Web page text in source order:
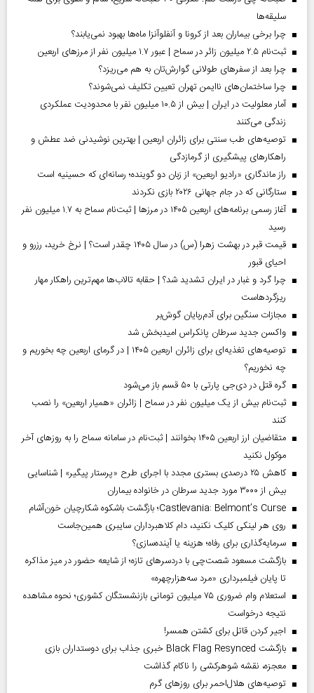
سلیقه‌ها
چرا برخی بیماران بعد از کرونا و آنفلوآنزا ماه‌ها بهبود نمی‌یابند؟
ثبت‌نام ۲.۵ میلیون زائر در سماح | عبور ۱.۷ میلیون نفر از مرز‌های اربعین
چرا بعد از سفرهای طولانی گوارش‌تان به هم می‌ریزد؟
چرا ساختمان‌های ناایمن تهران تعیین تکلیف نمی‌شوند؟
آمار معلولیت در ایران | بیش از ۱۰.۵ میلیون نفر با محدودیت عملکردی
زندگی می‌کنند
توصیه‌های طب سنتی برای زائران اربعین | بهترین نوشیدنی ضد عطش و
راهکارهای پیشگیری از گرمازدگی
راز ماندگاری «رادیو اربعین» از زبان دو گوینده؛ رسانه‌ای که حسینیه است
ستارگانی که در جام جهانی ۲۰۲۶ بازی نکردند
آغاز رسمی برنامه‌های اربعین ۱۴۰۵ در مرز‌ها | ثبت‌نام سماح به ۱.۷ میلیون نفر
رسید
قیمت قبر در بهشت زهرا (س) در سال ۱۴۰۵ چقدر است؟ | نرخ خرید، رزرو و
احیای قبور
چرا گرد و غبار در ایران تشدید شد؟ | حقابه تالاب‌ها مهم‌ترین راهکار مهار
ریزگردهاست
مجازات سنگین برای آدم‌ربایان گوش‌بر
واکسن جدید سرطان پانکراس امیدبخش شد
توصیه‌های تغذیه‌ای برای زائران اربعین ۱۴۰۵ | در گرمای اربعین چه بخوریم و
چه نخوریم؟
گره قتل در دی‌جی پارتی با ۵۰ قسم باز می‌شود
ثبت‌نام بیش از یک میلیون نفر در سماح | زائران «همیار اربعین» را نصب
کنند
متقاضیان ارز اربعین ۱۴۰۵ بخوانند | ثبت‌نام در سامانه سماح را به روز‌های آخر
موکول نکنید
کاهش ۲۵ درصدی بستری مجدد با اجرای طرح «پرستار پیگیر» | شناسایی
بیش از ۳۰۰۰ مورد جدید سرطان در خانواده بیماران
Castlevania: Belmont’s Curse؛ بازگشت باشکوه شکارچیان خون‌آشام
روی هر لینکی کلیک نکنید، دام کلاهبرداران سایبری همین‌جاست
سرمایه‌گذاری برای رفاه؛ هزینه یا آینده‌سازی؟
بازگشت مسعود شصت‌چی با دردسر‌های تازه؛ از شایعه حضور در میز مذاکره
تا پایان فیلمبرداری «مرد سه‌هزارچهره»
استعلام وام ضروری ۷۵ میلیون تومانی بازنشستگان کشوری؛ نحوه مشاهده
نتیجه درخواست
اجیر کردن قاتل برای کشتن همسر!
بازگشت Black Flag Resynced خبری جذاب برای دوستداران بازی
معجزه، نقشه شوهرکشی را ناکام گذاشت
توصیه‌های هلال‌احمر برای روز‌های گرم